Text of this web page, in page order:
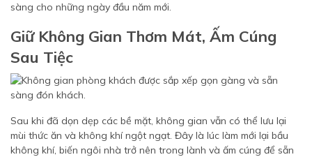
sàng cho những ngày đầu năm mới.
Giữ Không Gian Thơm Mát, Ấm Cúng
Sau Tiệc
Sau khi đã dọn dẹp các bề mặt, không gian vẫn có thể lưu lại
mùi thức ăn và không khí ngột ngạt. Đây là lúc làm mới lại bầu
không khí, biến ngôi nhà trở nên trong lành và ấm cúng để sẵn